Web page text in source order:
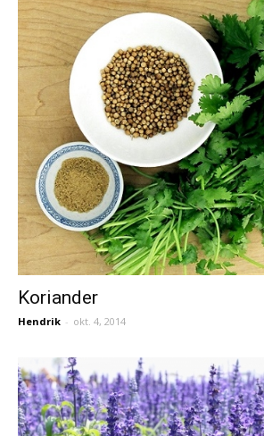
Koriander
Hendrik - okt. 4, 2014